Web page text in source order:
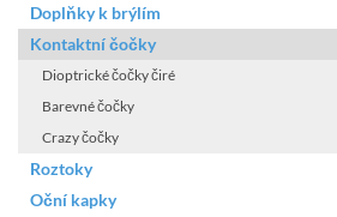
Doplňky k brýlím
Kontaktní čočky
Dioptrické čočky čiré
Barevné čočky
Crazy čočky
Roztoky
Oční kapky